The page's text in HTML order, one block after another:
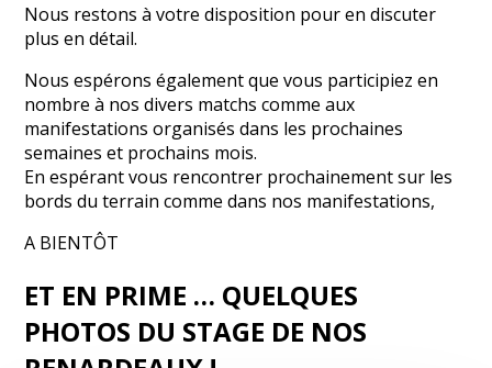
Nous restons à votre disposition pour en discuter
plus en détail.
Nous espérons également que vous participiez en
nombre à nos divers matchs comme aux
manifestations organisés dans les prochaines
semaines et prochains mois.
En espérant vous rencontrer prochainement sur les
bords du terrain comme dans nos manifestations,
A BIENTÔT
ET EN PRIME … QUELQUES
PHOTOS DU STAGE DE NOS